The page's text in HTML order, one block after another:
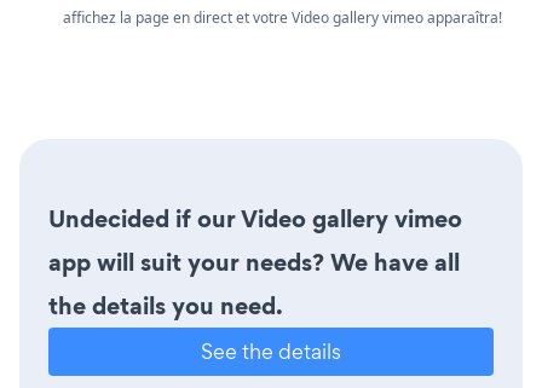
affichez la page en direct et votre Video gallery vimeo apparaîtra!
Undecided if our Video gallery vimeo
app will suit your needs? We have all
the details you need.
See the details